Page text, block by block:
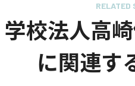
RELATED
学校法人高
に関連す